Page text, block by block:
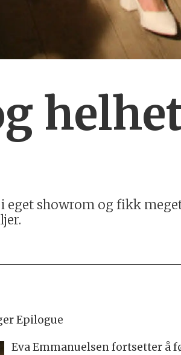
eget showrom og fikk
Epilogue
Eva Emmanuelsen fortsetter å